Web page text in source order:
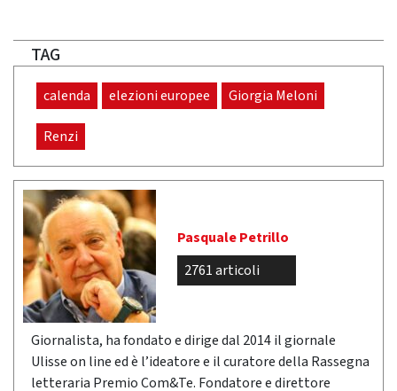
TAG
calenda elezioni europee Giorgia Meloni
Renzi
Pasquale Petrillo
2761 articoli
Giornalista, ha fondato e dirige dal 2014 il giornale
Ulisse on line ed è l’ideatore e il curatore della Rassegna
letteraria Premio Com&Te. Fondatore e direttore